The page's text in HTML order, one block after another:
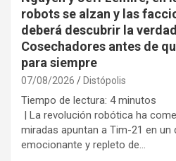
robots se alzan y las
deberá descubrir la
Cosechadores antes de
para siempre
07/08/2026 Distópolis
Tiempo de lectura: 4 minutos
| La revolución robótica ha
miradas apuntan a Tim-21 en un
emocionante y repleto de…